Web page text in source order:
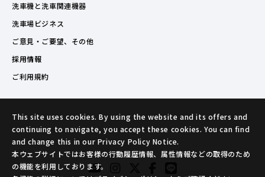
洗車機と洗車関連機器
洗車場ビジネス
ご意見・ご要望、その他
採用情報
ご利用規約
This site uses cookies. By using the website and its offers and
continuing to navigate, you accept these cookies. You can find
and change this in our Privacy Policy Notice.
本ウェブサイトではお客様の行動履歴情報、属性情報などの取得のため
の機能を利用しております。